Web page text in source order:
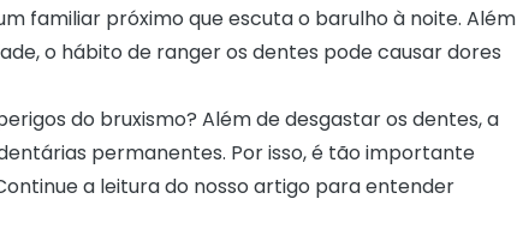
familiar próximo que escuta o barulho à noite. Além
o hábito de ranger os dentes pode causar dores
do bruxismo? Além de desgastar os dentes, a
permanentes. Por isso, é tão importante
a leitura do nosso artigo para entender